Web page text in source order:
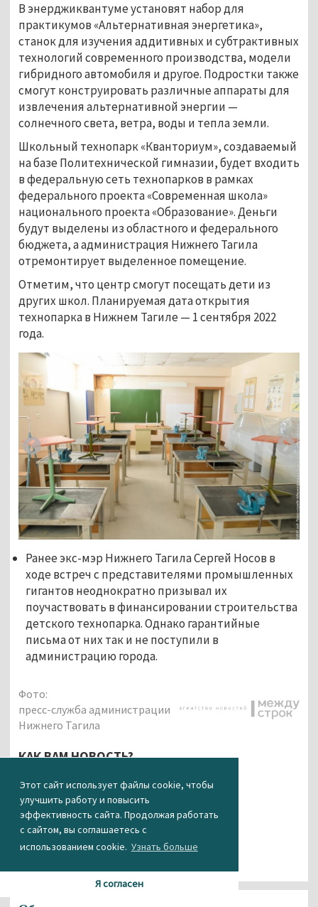
Этот сайт использует файлы cookie, чтобы
улучшить работу и повысить
эффективность сайта. Продолжая работать
с сайтом, вы соглашаетесь с
использованием cookie. Узнать больше
Я согласен
В энерджиквантуме установят набор для
практикумов «Альтернативная энергетика»,
станок для изучения аддитивных и субтрактивных
технологий современного производства, модели
гибридного автомобиля и другое. Подростки также
смогут конструировать различные аппараты для
извлечения альтернативной энергии —
солнечного света, ветра, воды и тепла земли.
Школьный технопарк «Кванториум», создаваемый
на базе Политехнической гимназии, будет входить
в федеральную сеть технопарков в рамках
федерального проекта «Современная школа»
национального проекта «Образование». Деньги
будут выделены из областного и федерального
бюджета, а администрация Нижнего Тагила
отремонтирует выделенное помещение.
Отметим, что центр смогут посещать дети из
других школ. Планируемая дата открытия
технопарка в Нижнем Тагиле — 1 сентября 2022
года.
Ранее экс-мэр Нижнего Тагила Сергей Носов в
ходе встреч с представителями промышленных
гигантов неоднократно призывал их
поучаствовать в финансировании строительства
детского технопарка. Однако гарантийные
письма от них так и не поступили в
администрацию города.
Фото:
пресс-служба администрации
Нижнего Тагила
КАК ВАМ НОВОСТЬ?
2 0 0 0 0